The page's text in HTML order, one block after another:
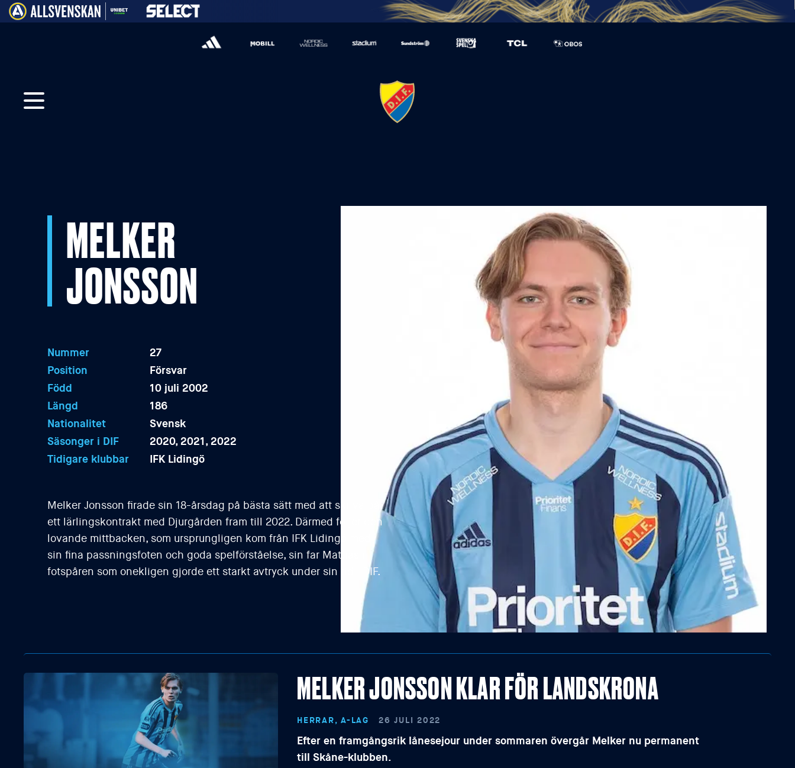
MELKER
JONSSON
Nummer
27
Position
Försvar
Född
10 juli 2002
Längd
186
Nationalitet
Svensk
Säsonger i DIF
2020, 2021, 2022
Tidigare klubbar
IFK Lidingö
Melker Jonsson firade sin 18-årsdag på bästa sätt med att skriva på
ett lärlingskontrakt med Djurgården fram till 2022. Därmed följer den
lovande mittbacken, som ursprungligen kom från IFK Lidingö med
sin fina passningsfoten och goda spelförståelse, sin far Mattias i
fotspåren som onekligen gjorde ett starkt avtryck under sin tid i DIF.
MELKER JONSSON KLAR FÖR LANDSKRONA
HERRAR, A-LAG 26 JULI 2022
Efter en framgångsrik lånesejour under sommaren övergår Melker nu permanent
till Skåne-klubben.